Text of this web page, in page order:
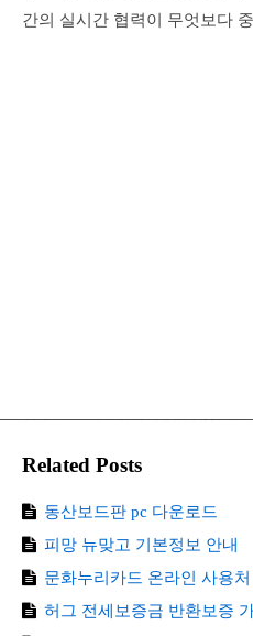
간의 실시간 협력이 무엇보다
Related Posts
동산보드판 pc 다운로드
피망 뉴맞고 기본정보 안내
문화누리카드 온라인 사용
허그 전세보증금 반환보증